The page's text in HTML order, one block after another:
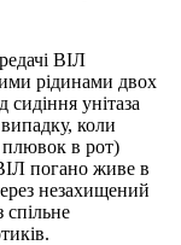
ВІЛ
рідинами двох
унітаза
коли
плювок в рот)
погано живе в
незахищений
спільне